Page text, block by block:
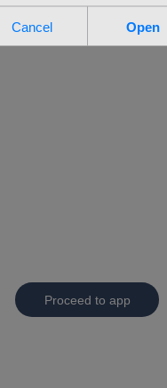
Proceed to app